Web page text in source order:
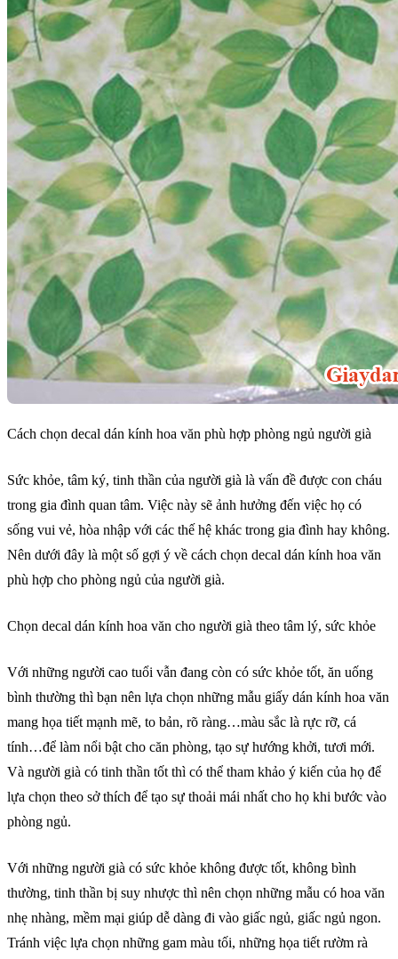
Cách chọn decal dán kính hoa văn phù hợp phòng ngủ người già
Sức khỏe, tâm ký, tinh thần của người già là vấn đề được con cháu
trong gia đình quan tâm. Việc này sẽ ảnh hưởng đến việc họ có
sống vui vẻ, hòa nhập với các thế hệ khác trong gia đình hay không.
Nên dưới đây là một số gợi ý về cách chọn decal dán kính hoa văn
phù hợp cho phòng ngủ của người già.
Chọn decal dán kính hoa văn cho người già theo tâm lý, sức khỏe
Với những người cao tuổi vẫn đang còn có sức khỏe tốt, ăn uống
bình thường thì bạn nên lựa chọn những mẫu giấy dán kính hoa văn
mang họa tiết mạnh mẽ, to bản, rõ ràng…màu sắc là rực rỡ, cá
tính…để làm nổi bật cho căn phòng, tạo sự hướng khởi, tươi mới.
Và người già có tinh thần tốt thì có thể tham khảo ý kiến của họ để
lựa chọn theo sở thích để tạo sự thoải mái nhất cho họ khi bước vào
phòng ngủ.
Với những người già có sức khỏe không được tốt, không bình
thường, tinh thần bị suy nhược thì nên chọn những mẫu có hoa văn
nhẹ nhàng, mềm mại giúp dễ dàng đi vào giấc ngủ, giấc ngủ ngon.
Tránh việc lựa chọn những gam màu tối, những họa tiết rườm rà